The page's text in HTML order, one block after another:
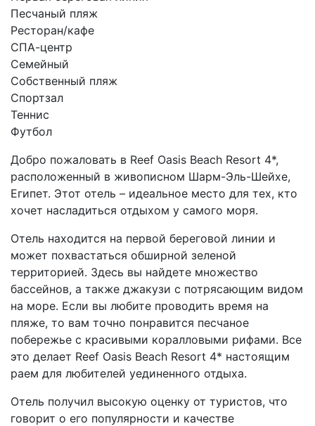
Песчаный пляж
Ресторан/кафе
СПА-центр
Семейный
Собственный пляж
Спортзал
Теннис
Футбол
Добро пожаловать в Reef Oasis Beach Resort 4*,
расположенный в живописном Шарм-Эль-Шейхе,
Египет. Этот отель – идеальное место для тех, кто
хочет насладиться отдыхом у самого моря.
Отель находится на первой береговой линии и
может похвастаться обширной зеленой
территорией. Здесь вы найдете множество
бассейнов, а также джакузи с потрясающим видом
на море. Если вы любите проводить время на
пляже, то вам точно понравится песчаное
побережье с красивыми коралловыми рифами. Все
это делает Reef Oasis Beach Resort 4* настоящим
раем для любителей уединенного отдыха.
Отель получил высокую оценку от туристов, что
говорит о его популярности и качестве